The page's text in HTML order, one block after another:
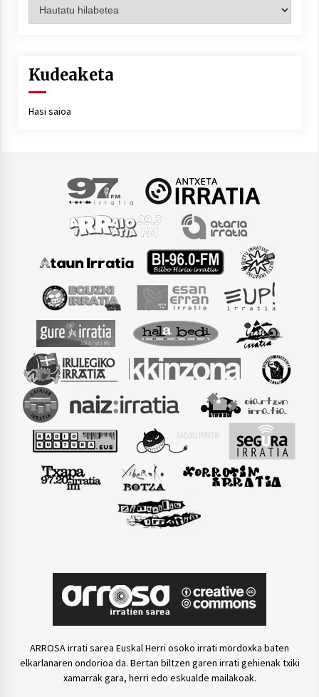
Kudeaketa
Hasi saioa
ARROSA irrati sarea Euskal Herri osoko irrati mordoxka baten
elkarlanaren ondorioa da. Bertan biltzen garen irrati gehienak txiki
xamarrak gara, herri edo eskualde mailakoak.